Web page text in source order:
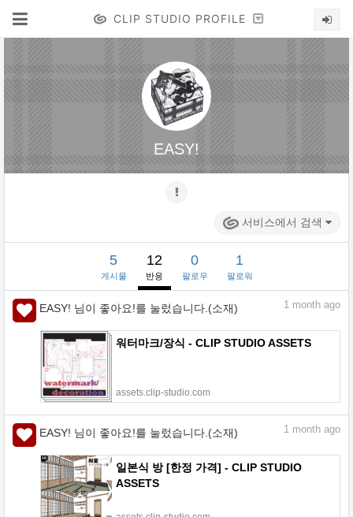
CLIP STUDIO PROFILE
EASY!
서비스에서 검색
5
게시물
12
반응
0
팔로우
1
팔로워
EASY! 님이 좋아요!를 눌렀습니다.(소재) 1 month ago
워터마크/장식 - CLIP STUDIO ASSETS
assets.clip-studio.com
EASY! 님이 좋아요!를 눌렀습니다.(소재) 1 month ago
일본식 방 [한정 가격] - CLIP STUDIO
ASSETS